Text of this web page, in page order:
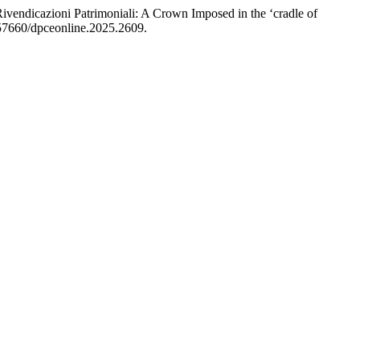
Patrimoniali: A Crown Imposed in the ‘cradle of
dpceonline.2025.2609.